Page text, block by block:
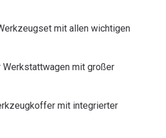
mit allen wichtigen
Werkstattwagen mit großer
mit integrierter